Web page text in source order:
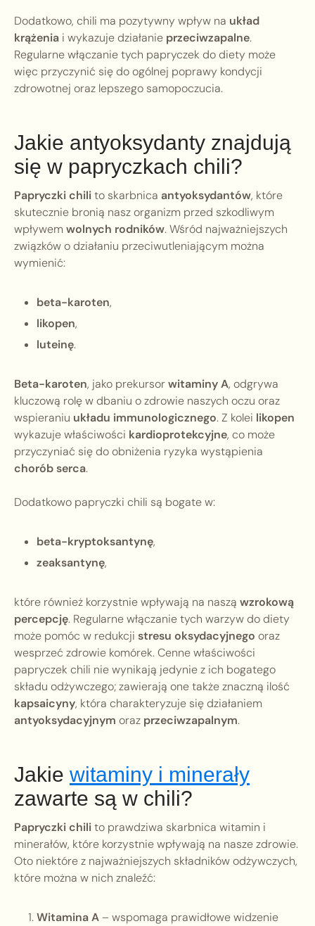
Dodatkowo, chili ma pozytywny wpływ na układ
krążenia i wykazuje działanie przeciwzapalne.
Regularne włączanie tych papryczek do diety może
więc przyczynić się do ogólnej poprawy kondycji
zdrowotnej oraz lepszego samopoczucia.
Jakie antyoksydanty znajdują
się w papryczkach chili?
Papryczki chilito skarbnica antyoksydantów, które
skutecznie bronią nasz organizm przed szkodliwym
wpływem wolnych rodników. Wśród najważniejszych
związków o działaniu przeciwutleniającym można
wymienić:
beta-karoten,
likopen,
luteinę.
Beta-karoten, jako prekursorwitaminy A, odgrywa
kluczową rolę w dbaniu o zdrowie naszych oczu oraz
wspieraniu układu immunologicznego. Z kolei likopen
wykazuje właściwości kardioprotekcyjne, co może
przyczyniać się do obniżenia ryzyka wystąpienia
chorób serca.
Dodatkowo papryczki chili są bogate w:
beta-kryptoksantynę,
zeaksantynę,
które również korzystnie wpływają na naszą wzrokową
percepcję. Regularne włączanie tych warzyw do diety
może pomóc w redukcji stresu oksydacyjnego oraz
wesprzeć zdrowie komórek. Cenne właściwości
papryczek chili nie wynikają jedynie z ich bogatego
składu odżywczego; zawierają one także znaczną ilość
kapsaicyny, która charakteryzuje się działaniem
antyoksydacyjnym oraz przeciwzapalnym.
Jakie witaminy i minerały
zawarte są w chili?
Papryczki chilito prawdziwa skarbnica witamin i
minerałów, które korzystnie wpływają na nasze zdrowie.
Oto niektóre z najważniejszych składników odżywczych,
które można w nich znaleźć:
Witamina A– wspomaga prawidłowe widzenie